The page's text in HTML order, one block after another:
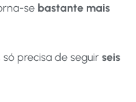
se bastante mais
precisa de seguir seis